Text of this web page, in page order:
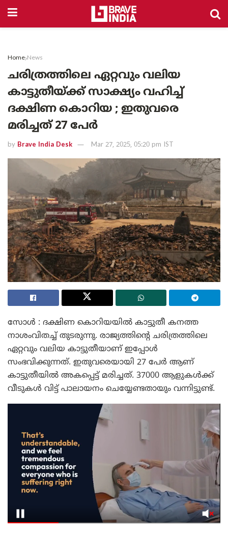
Home News
ചരിത്രത്തിലെ ഏറ്റവും വലിയ
കാട്ടുതീയ്ക്ക് സാക്ഷ്യം വഹിച്ച്
ദക്ഷിണ കൊറിയ ; ഇതുവരെ
മരിച്ചത് 27 പേർ
by Brave India Desk Mar 27, 2025, 05:20 pm IST
സോൾ : ദക്ഷിണ കൊറിയയിൽ കാട്ടുതീ കനത്ത
നാശംവിതച്ച് തുടരുന്നു. രാജ്യത്തിന്റെ ചരിത്രത്തിലെ
ഏറ്റവും വലിയ കാട്ടുതീയാണ് ഇപ്പോൾ
സംഭവിക്കുന്നത്. ഇതുവരെയായി 27 പേർ ആണ്
കാട്ടുതീയിൽ അകപ്പെട്ട് മരിച്ചത്. 37000 ആളുകൾക്ക്
വീടുകൾ വിട്ട് പാലായനം ചെയ്യേണ്ടതായും വന്നിട്ടുണ്ട്.